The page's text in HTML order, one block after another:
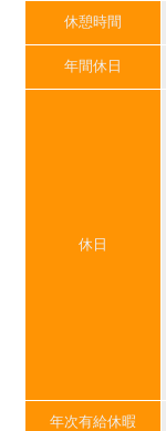
休憩時間
年間休日
休日
年次有給休暇